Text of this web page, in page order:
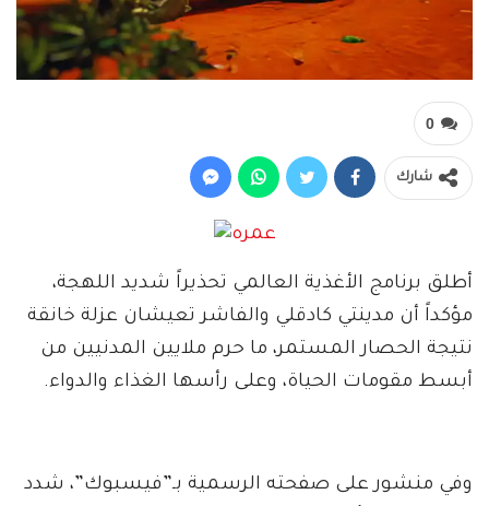
0
شارك
أطلق برنامج الأغذية العالمي تحذيراً شديد اللهجة،
مؤكداً أن مدينتي كادقلي والفاشر تعيشان عزلة خانقة
نتيجة الحصار المستمر، ما حرم ملايين المدنيين من
أبسط مقومات الحياة، وعلى رأسها الغذاء والدواء.
وفي منشور على صفحته الرسمية بـ”فيسبوك”، شدد